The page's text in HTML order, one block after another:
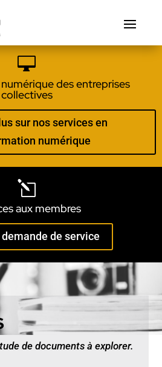

des entreprises
collectives
sur nos services en
numérique
l
aux membres
de service
de documents à explorer.